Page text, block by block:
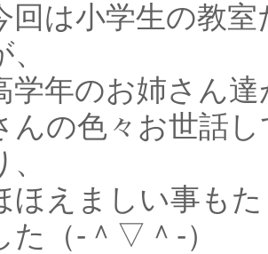
回は小学生の教
、
学年のお姉さん
んの色々お世話
、
ほえましい事も
た（‐＾▽＾‐）